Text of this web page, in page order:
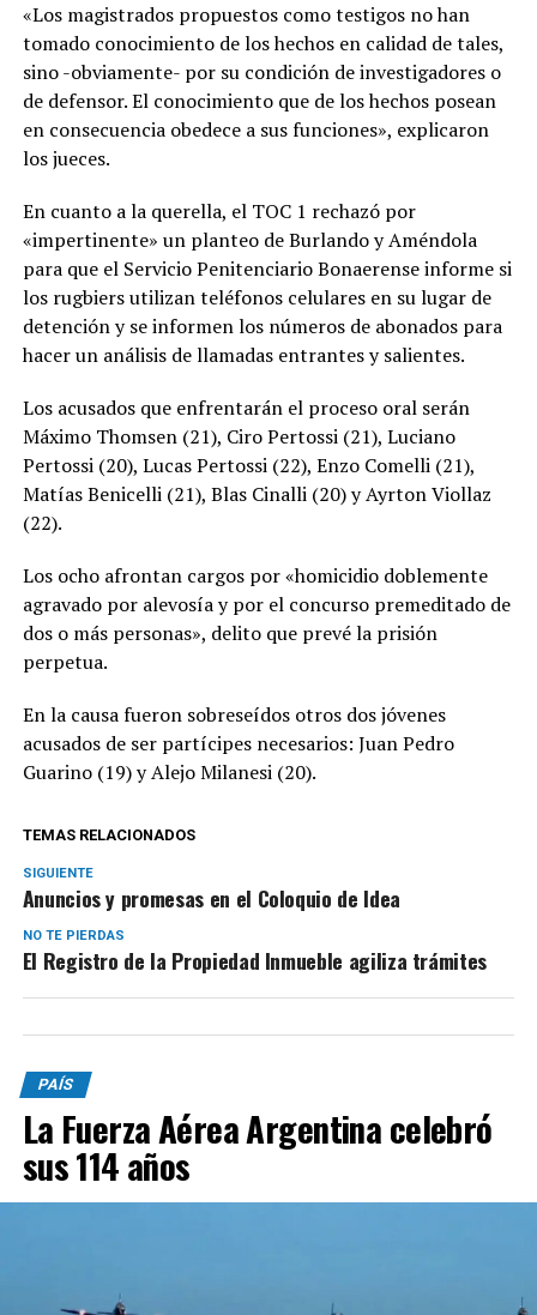
«Los magistrados propuestos como testigos no han
tomado conocimiento de los hechos en calidad de tales,
sino -obviamente- por su condición de investigadores o
de defensor. El conocimiento que de los hechos posean
en consecuencia obedece a sus funciones», explicaron
los jueces.
En cuanto a la querella, el TOC 1 rechazó por
«impertinente» un planteo de Burlando y Améndola
para que el Servicio Penitenciario Bonaerense informe si
los rugbiers utilizan teléfonos celulares en su lugar de
detención y se informen los números de abonados para
hacer un análisis de llamadas entrantes y salientes.
Los acusados que enfrentarán el proceso oral serán
Máximo Thomsen (21), Ciro Pertossi (21), Luciano
Pertossi (20), Lucas Pertossi (22), Enzo Comelli (21),
Matías Benicelli (21), Blas Cinalli (20) y Ayrton Viollaz
(22).
Los ocho afrontan cargos por «homicidio doblemente
agravado por alevosía y por el concurso premeditado de
dos o más personas», delito que prevé la prisión
perpetua.
En la causa fueron sobreseídos otros dos jóvenes
acusados de ser partícipes necesarios: Juan Pedro
Guarino (19) y Alejo Milanesi (20).
TEMAS RELACIONADOS
SIGUIENTE
Anuncios y promesas en el Coloquio de Idea
NO TE PIERDAS
El Registro de la Propiedad Inmueble agiliza trámites
PAÍS
La Fuerza Aérea Argentina celebró
sus 114 años